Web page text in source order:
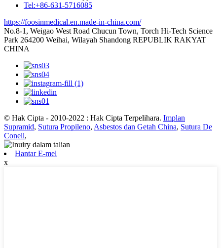
Tel:+86-631-5716085
https://foosinmedical.en.made-in-china.com/
No.8-1, Weigao West Road Chucun Town, Torch Hi-Tech Science
Park 264200 Weihai, Wilayah Shandong REPUBLIK RAKYAT
CHINA
© Hak Cipta - 2010-2022 : Hak Cipta Terpelihara. Implan
Supramid, Sutura Propileno, Asbestos dan Getah China, Sutura De
Conell,
Hantar E-mel
x